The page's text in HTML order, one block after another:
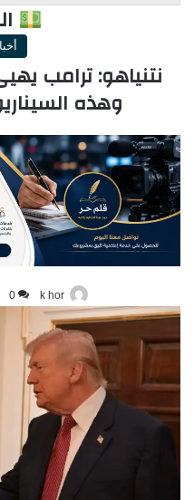
نتنياهو: ترامب
وهذه
k hor
0